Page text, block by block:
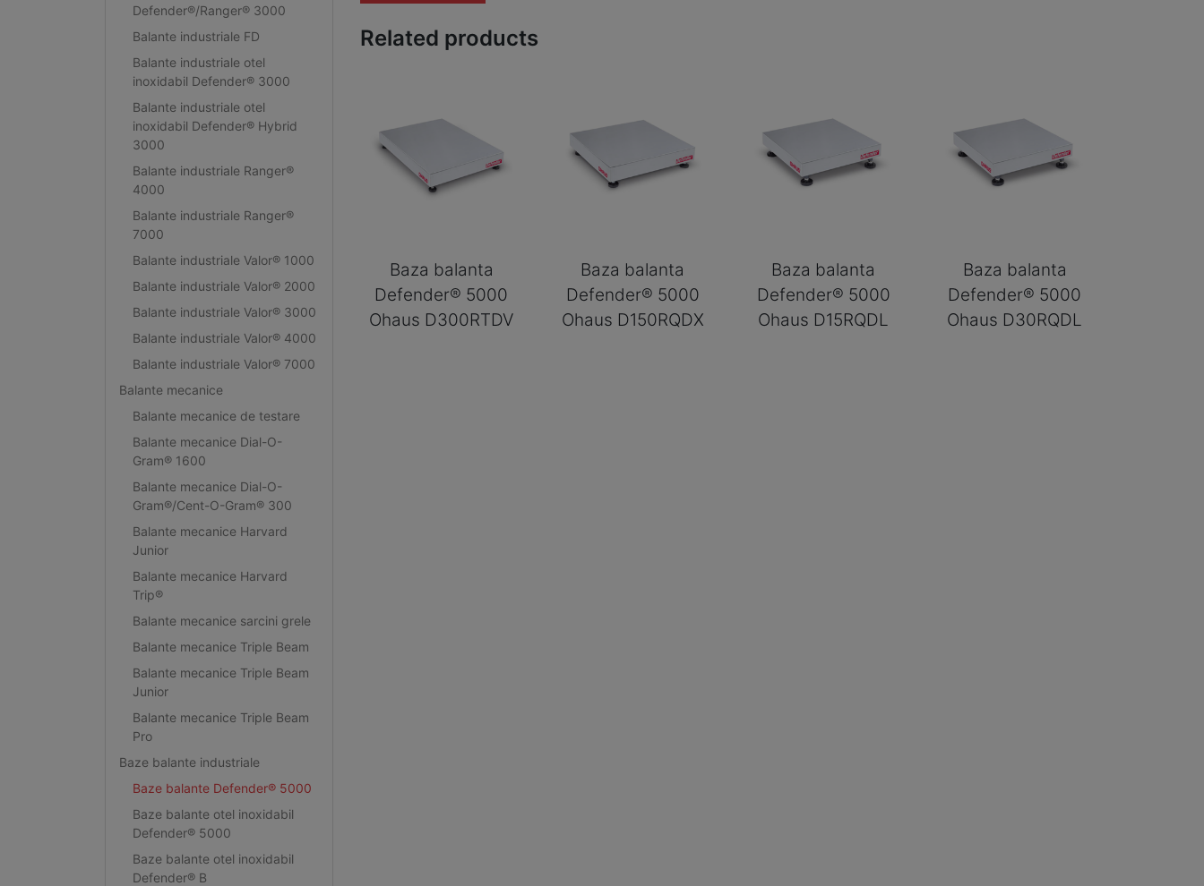
Defender®/Ranger® 3000
Balante industriale FD
Balante industriale otel
inoxidabil Defender® 3000
Balante industriale otel
inoxidabil Defender® Hybrid
3000
Balante industriale Ranger®
4000
Balante industriale Ranger®
7000
Balante industriale Valor® 1000
Balante industriale Valor® 2000
Balante industriale Valor® 3000
Balante industriale Valor® 4000
Balante industriale Valor® 7000
Balante mecanice
Balante mecanice de testare
Balante mecanice Dial-O-
Gram® 1600
Balante mecanice Dial-O-
Gram®/Cent-O-Gram® 300
Balante mecanice Harvard
Junior
Balante mecanice Harvard
Trip®
Balante mecanice sarcini grele
Balante mecanice Triple Beam
Balante mecanice Triple Beam
Junior
Balante mecanice Triple Beam
Pro
Baze balante industriale
Baze balante Defender® 5000
Baze balante otel inoxidabil
Defender® 5000
Baze balante otel inoxidabil
Defender® B
Related products
Baza balanta
Defender® 5000
Ohaus D300RTDV
Baza balanta
Defender® 5000
Ohaus D150RQDX
Baza balanta
Defender® 5000
Ohaus D15RQDL
Baza balanta
Defender® 5000
Ohaus D30RQDL